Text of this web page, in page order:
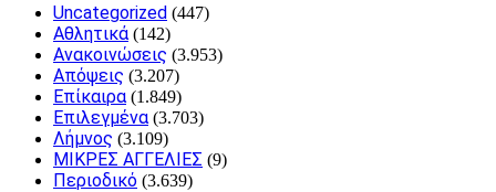
Uncategorized (447)
Αθλητικά (142)
Ανακοινώσεις (3.953)
Απόψεις (3.207)
Επίκαιρα (1.849)
Επιλεγμένα (3.703)
Λήμνος (3.109)
ΜΙΚΡΕΣ ΑΓΓΕΛΙΕΣ (9)
Περιοδικό (3.639)